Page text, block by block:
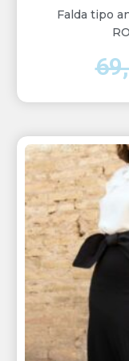
Falda tipo